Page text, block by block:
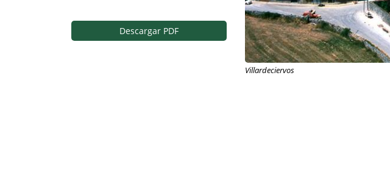
Villardeciervos
Descargar PDF